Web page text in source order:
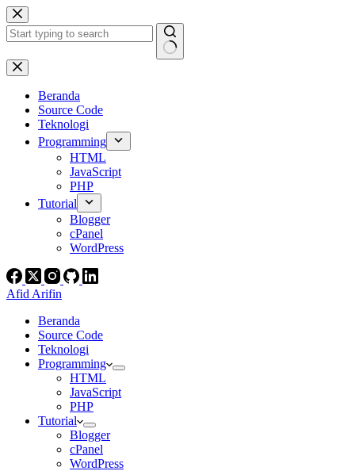
Skip
to
content
No
results
Beranda
Source Code
Teknologi
Programming
HTML
JavaScript
PHP
Tutorial
Blogger
cPanel
WordPress
Afid Arifin
Beranda
Source Code
Teknologi
Programming
HTML
JavaScript
PHP
Tutorial
Blogger
cPanel
WordPress